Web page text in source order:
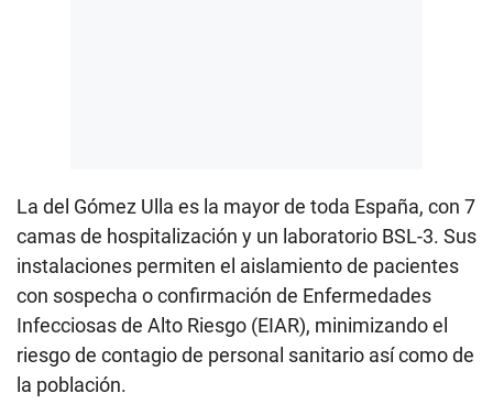
La del Gómez Ulla es la mayor de toda España, con 7
camas de hospitalización y un laboratorio BSL-3. Sus
instalaciones permiten el aislamiento de pacientes
con sospecha o confirmación de Enfermedades
Infecciosas de Alto Riesgo (EIAR), minimizando el
riesgo de contagio de personal sanitario así como de
la población.